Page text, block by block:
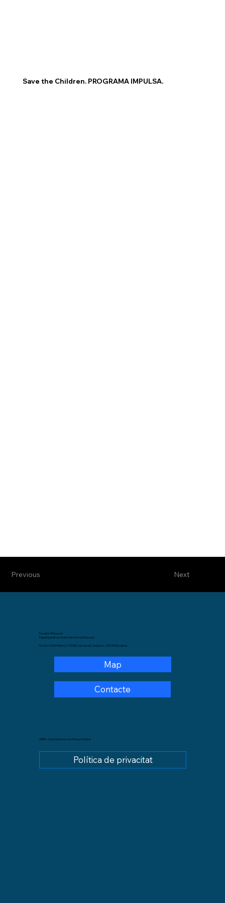
Save the Children. PROGRAMA IMPULSA.
Next
Previous
GREM - Grup de Recerca en Educació Moral
Política de privacitat
Facultat d'Educació
Departament de Teoria i Història de l'Educació.
Pg. de la Vall d'Hebron, 171,Edifici de Llevant, 3a planta – 08035 Barcelona.
Map
Contacte